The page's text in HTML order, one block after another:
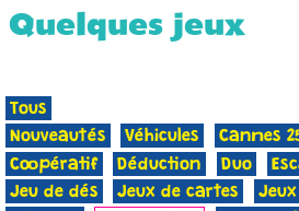
Quelques jeux
Tous
Nouveautés
Véhicules Cannes
Coopératif
Déduction Duo
Jeu de dés
Jeux de cartes